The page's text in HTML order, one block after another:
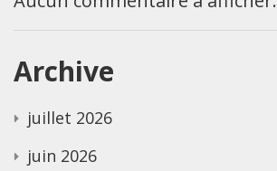
Archive
juillet 2026
juin 2026